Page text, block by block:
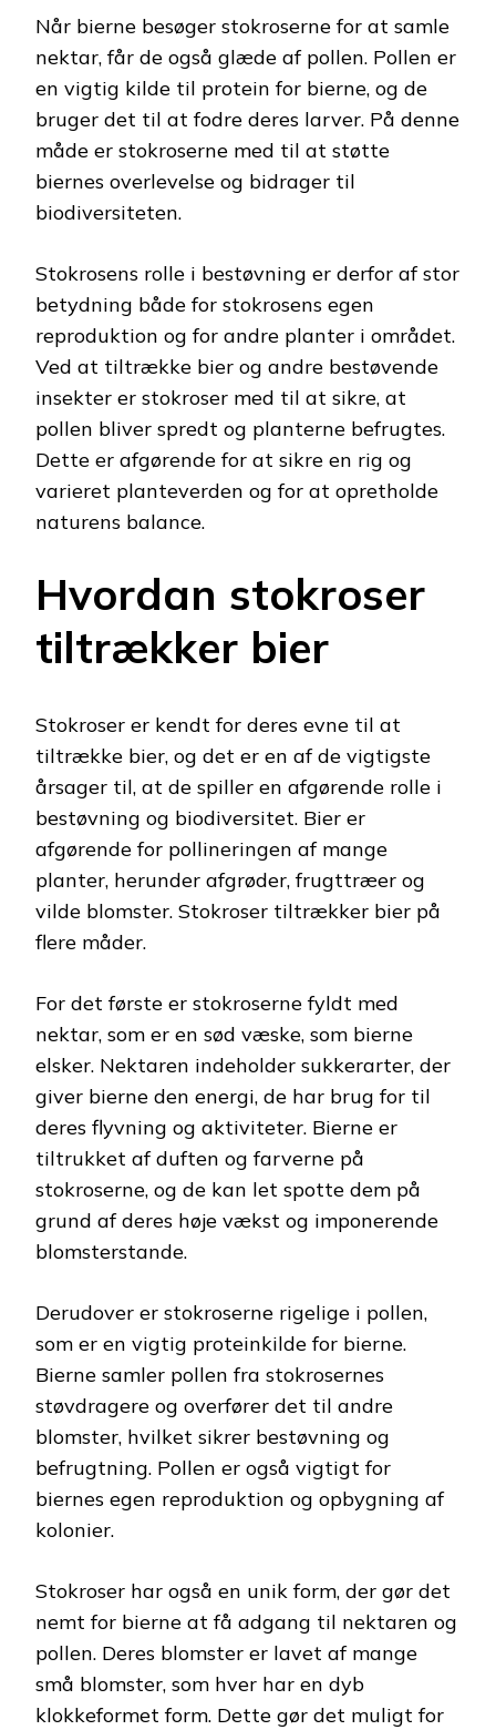
Når bierne besøger stokroserne for at samle
nektar, får de også glæde af pollen. Pollen er
en vigtig kilde til protein for bierne, og de
bruger det til at fodre deres larver. På denne
måde er stokroserne med til at støtte
biernes overlevelse og bidrager til
biodiversiteten.
Stokrosens rolle i bestøvning er derfor af stor
betydning både for stokrosens egen
reproduktion og for andre planter i området.
Ved at tiltrække bier og andre bestøvende
insekter er stokroser med til at sikre, at
pollen bliver spredt og planterne befrugtes.
Dette er afgørende for at sikre en rig og
varieret planteverden og for at opretholde
naturens balance.
Hvordan stokroser
tiltrækker bier
Stokroser er kendt for deres evne til at
tiltrække bier, og det er en af ​​de vigtigste
årsager til, at de spiller en afgørende rolle i
bestøvning og biodiversitet. Bier er
afgørende for pollineringen af ​​mange
planter, herunder afgrøder, frugttræer og
vilde blomster. Stokroser tiltrækker bier på
flere måder.
For det første er stokroserne fyldt med
nektar, som er en sød væske, som bierne
elsker. Nektaren indeholder sukkerarter, der
giver bierne den energi, de har brug for til
deres flyvning og aktiviteter. Bierne er
tiltrukket af duften og farverne på
stokroserne, og de kan let spotte dem på
grund af deres høje vækst og imponerende
blomsterstande.
Derudover er stokroserne rigelige i pollen,
som er en vigtig proteinkilde for bierne.
Bierne samler pollen fra stokrosernes
støvdragere og overfører det til andre
blomster, hvilket sikrer bestøvning og
befrugtning. Pollen er også vigtigt for
biernes egen reproduktion og opbygning af
kolonier.
Stokroser har også en unik form, der gør det
nemt for bierne at få adgang til nektaren og
pollen. Deres blomster er lavet af mange
små blomster, som hver har en dyb
klokkeformet form. Dette gør det muligt for